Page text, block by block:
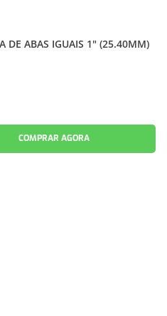
DE ABAS IGUAIS 1" (25.40MM)
COMPRAR AGORA